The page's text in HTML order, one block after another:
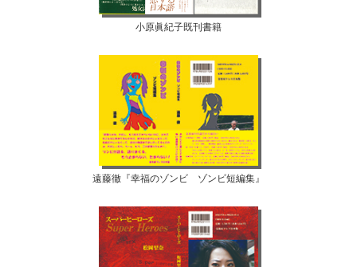
小原眞紀子既刊書籍
遠藤徹『幸福のゾンビ ゾンビ短編集』